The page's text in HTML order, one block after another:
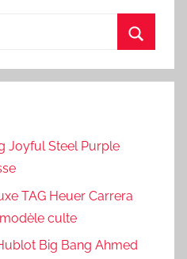
Joyful Steel Purple
TAG Heuer Carrera
culte
Big Bang Ahmed